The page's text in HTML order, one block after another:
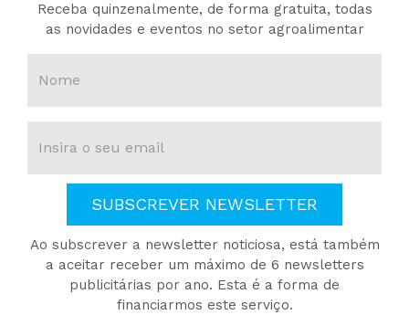
Receba quinzenalmente, de forma gratuita, todas
as novidades e eventos no setor agroalimentar
SUBSCREVER NEWSLETTER
Ao subscrever a newsletter noticiosa, está também
a aceitar receber um máximo de 6 newsletters
publicitárias por ano. Esta é a forma de
financiarmos este serviço.